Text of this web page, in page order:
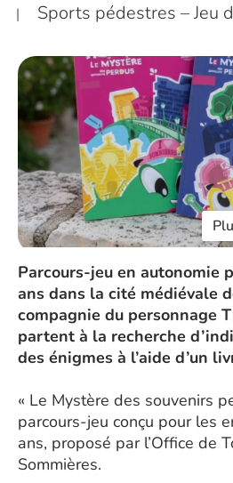
| Sports pédestres – Jeu
Parcours-jeu en autonomie
ans dans la cité médiévale
compagnie du personnage
partent à la recherche
des énigmes à l’aide d’un
« Le Mystère des souvenirs
parcours-jeu conçu pour les
ans, proposé par l’Office de
Sommières.